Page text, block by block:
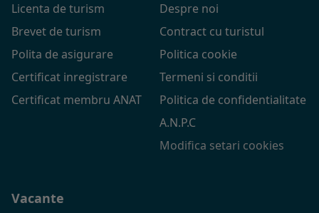
Licenta de turism
Brevet de turism
Polita de asigurare
Certificat inregistrare
Certificat membru ANAT
Despre noi
Contract cu turistul
Politica cookie
Termeni si conditii
Politica de confidentialitate
A.N.P.C
Modifica setari cookies
Vacante